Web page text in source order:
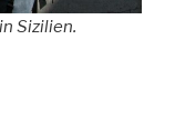
Sizilien.